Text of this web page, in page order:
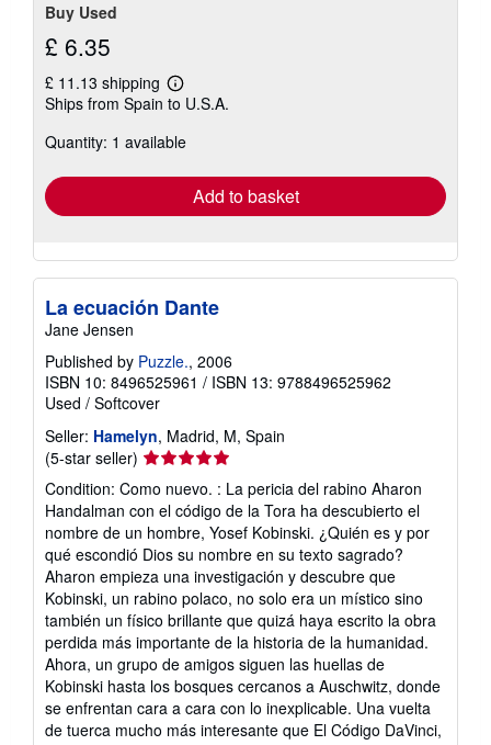
Buy Used
£ 6.35
£ 11.13 shipping
Learn
more
shipping
Ships from Spain to U.S.A.
Quantity: 1 available
Add to basket
La ecuación Dante
Jane Jensen
Published by Puzzle., 2006
ISBN 10: 8496525961 / ISBN 13: 9788496525962
Used / Softcover
Seller: Hamelyn, Madrid, M, Spain
(5-star seller) Seller
5
out
of
5
stars
Condition: Como nuevo. : La pericia del rabino Aharon
Handalman con el código de la Tora ha descubierto el
nombre de un hombre, Yosef Kobinski. ¿Quién es y por
qué escondió Dios su nombre en su texto sagrado?
Aharon empieza una investigación y descubre que
Kobinski, un rabino polaco, no solo era un místico sino
también un físico brillante que quizá haya escrito la obra
perdida más importante de la historia de la humanidad.
Ahora, un grupo de amigos siguen las huellas de
Kobinski hasta los bosques cercanos a Auschwitz, donde
se enfrentan cara a cara con lo inexplicable. Una vuelta
de tuerca mucho más interesante que El Código DaVinci,